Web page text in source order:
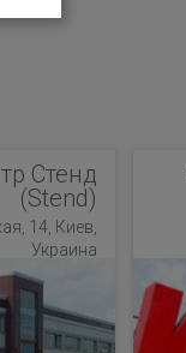
Стенд
(Stend)
14, Киев,
Украина